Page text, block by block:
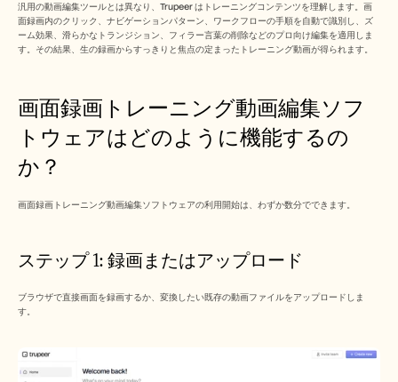
汎用の動画編集ツールとは異なり、Trupeer はトレーニングコンテンツを理解します。画
面録画内のクリック、ナビゲーションパターン、ワークフローの手順を自動で識別し、ズ
ーム効果、滑らかなトランジション、フィラー言葉の削除などのプロ向け編集を適用しま
す。その結果、生の録画からすっきりと焦点の定まったトレーニング動画が得られます。
画面録画トレーニング動画編集ソフ
トウェアはどのように機能するの
か？
画面録画トレーニング動画編集ソフトウェアの利用開始は、わずか数分でできます。
ステップ 1: 録画またはアップロード
ブラウザで直接画面を録画するか、変換したい既存の動画ファイルをアップロードしま
す。
採用情報
無料トライアルを始める